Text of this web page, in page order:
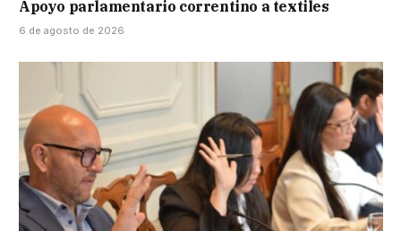
Apoyo parlamentario correntino a textiles
6 de agosto de 2026